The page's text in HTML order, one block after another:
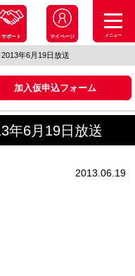
サポート マイページ メニュー
年6月19日放送
加入仮申込フォーム
6月19日放送
2013.06.19